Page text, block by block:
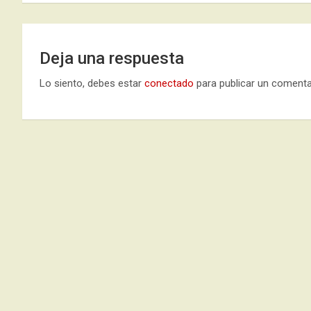
entradas
Deja una respuesta
Lo siento, debes estar conectado para publicar un